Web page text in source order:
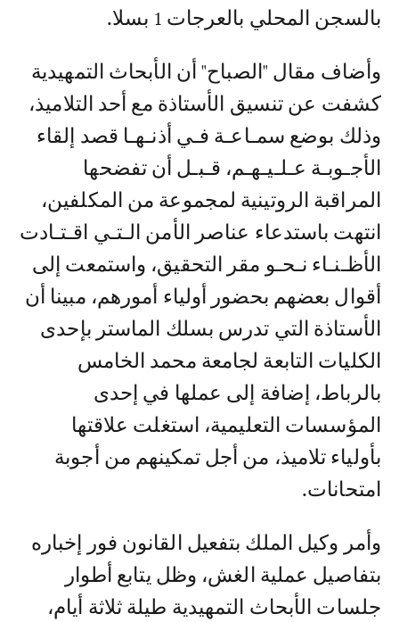
بالسجن المحلي بالعرجات 1 بسلا.
وأضاف مقال "الصباح" أن الأبحاث التمهيدية
كشفت عن تنسيق الأستاذة مع أحد التلاميذ،
وذلك بوضع سمـاعـة فـي أذنـهـا قصد إلقاء
الأجـوبـة عـلـيـهـم، قـبـل أن تفضحها
المراقبة الروتينية لمجموعة من المكلفين،
انتهت باستدعاء عناصر الأمن الـتـي اقـتـادت
الأظـنـاء نـحـو مقر التحقيق، واستمعت إلى
أقوال بعضهم بحضور أولياء أمورهم، مبينا أن
الأستاذة التي تدرس بسلك الماستر بإحدى
الكليات التابعة لجامعة محمد الخامس
بالرباط، إضافة إلى عملها في إحدى
المؤسسات التعليمية، استغلت علاقتها
بأولياء تلاميذ، من أجل تمكينهم من أجوبة
امتحانات.
وأمر وكيل الملك بتفعيل القانون فور إخباره
بتفاصيل عملية الغش، وظل يتابع أطوار
جلسات الأبحاث التمهيدية طيلة ثلاثة أيام،